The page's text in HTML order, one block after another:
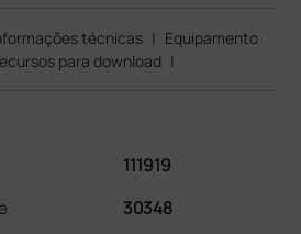
técnicas | Equipamento
para download |
111919
30348